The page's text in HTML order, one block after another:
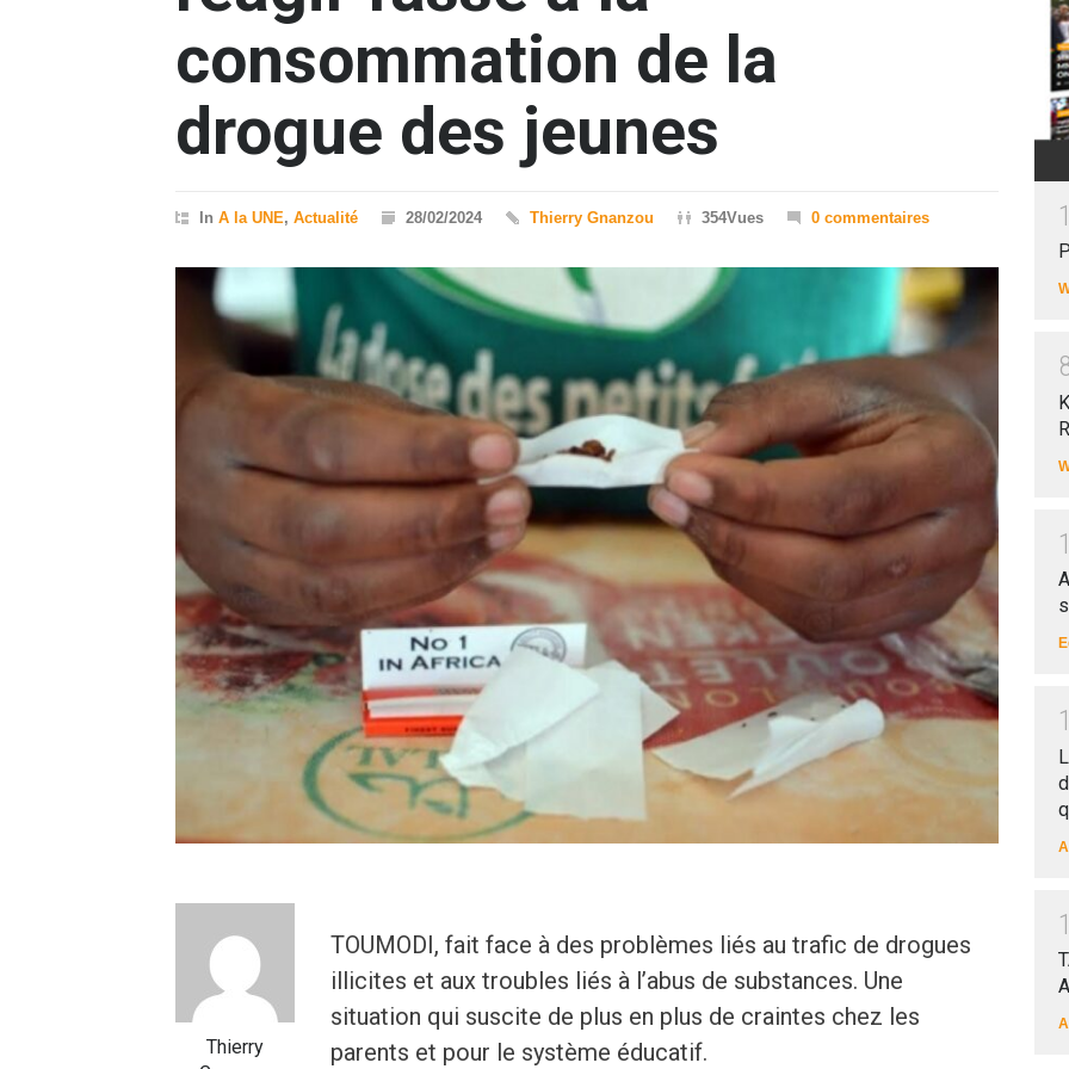
consommation de la
drogue des jeunes
In A la UNE, Actualité 28/02/2024 Thierry Gnanzou 354Vues 0 commentaires
TOUMODI, fait face à des problèmes liés au trafic de drogues
illicites et aux troubles liés à l’abus de substances. Une
situation qui suscite de plus en plus de craintes chez les
parents et pour le système éducatif.
Thierry